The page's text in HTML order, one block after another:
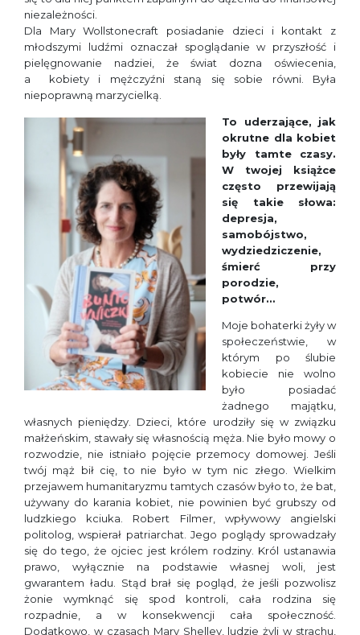
niezależności.
Dla Mary Wollstonecraft posiadanie dzieci i kontakt z
młodszymi ludźmi oznaczał spoglądanie w przyszłość i
pielęgnowanie nadziei, że świat dozna oświecenia,
a kobiety i mężczyźni staną się sobie równi. Była
niepoprawną marzycielką.
To uderzające, jak
okrutne dla kobiet
były tamte czasy.
W twojej książce
często przewijają
się takie słowa:
depresja,
samobójstwo,
wydziedziczenie,
śmierć przy
porodzie,
potwór…
Moje bohaterki żyły w
społeczeństwie, w
którym po ślubie
kobiecie nie wolno
było posiadać
żadnego majątku,
własnych pieniędzy. Dzieci, które urodziły się w związku
małżeńskim, stawały się własnością męża. Nie było mowy o
rozwodzie, nie istniało pojęcie przemocy domowej. Jeśli
twój mąż bił cię, to nie było w tym nic złego. Wielkim
przejawem humanitaryzmu tamtych czasów było to, że bat,
używany do karania kobiet, nie powinien być grubszy od
ludzkiego kciuka. Robert Filmer, wpływowy angielski
politolog, wspierał patriarchat. Jego poglądy sprowadzały
się do tego, że ojciec jest królem rodziny. Król ustanawia
prawo, wyłącznie na podstawie własnej woli, jest
gwarantem ładu. Stąd brał się pogląd, że jeśli pozwolisz
żonie wymknąć się spod kontroli, cała rodzina się
rozpadnie, a w konsekwencji cała społeczność.
Dodatkowo, w czasach Mary Shelley, ludzie żyli w strachu,